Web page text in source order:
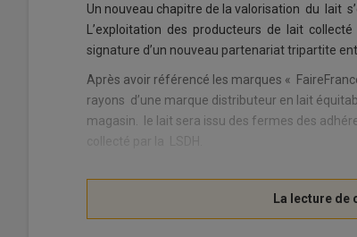
Un nouveau chapitre de la valorisation du lait
L’exploitation des producteurs de lait collecté
signature d’un nouveau partenariat tripartite
Après avoir référencé les marques «
rayons d’une marque distributeur en lait
magasin. le lait sera issu des fermes des
collecté par la LSDH.